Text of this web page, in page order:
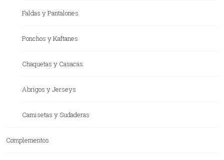
Faldas y Pantalones
Ponchos y Kaftanes
Chaquetas y Casacas
Abrigos y Jerseys
Camisetas y Sudaderas
Complementos